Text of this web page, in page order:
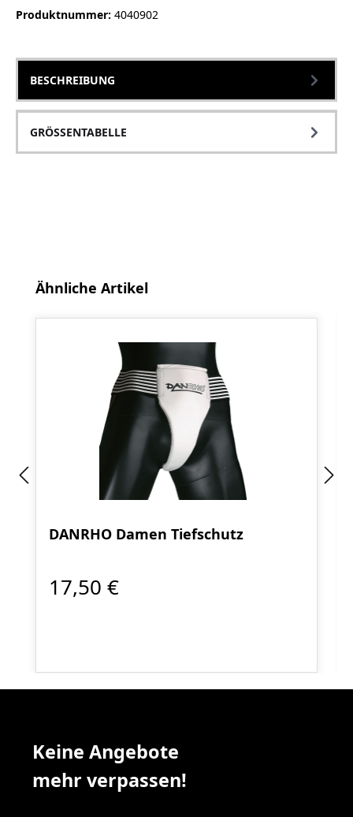
Produktnummer: 4040902
BESCHREIBUNG
GRÖSSENTABELLE
Produktgalerie überspringen
Ähnliche Artikel
DANRHO Damen Tiefschutz
17,50 €
Keine Angebote
mehr verpassen!